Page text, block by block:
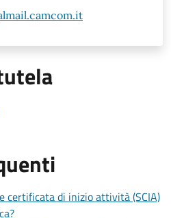
certificata di inizio attività (SCIA)